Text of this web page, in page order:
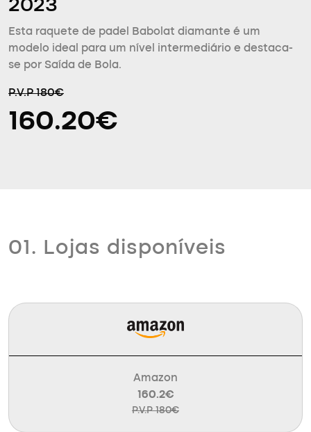
2023
Esta raquete de padel Babolat diamante é um
modelo ideal para um nível intermediário e destaca-
se por Saída de Bola.
P.V.P 180€
160.20€
01. Lojas disponíveis
Amazon
160.2€
P.V.P 180€